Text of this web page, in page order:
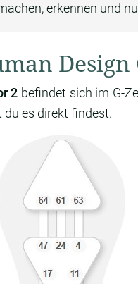
erkennen und
Design
2 befindet sich im G-
du es direkt findest.